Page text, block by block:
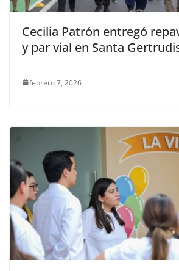
Cecilia Patrón entregó
y par vial en Santa
febrero 7, 2026